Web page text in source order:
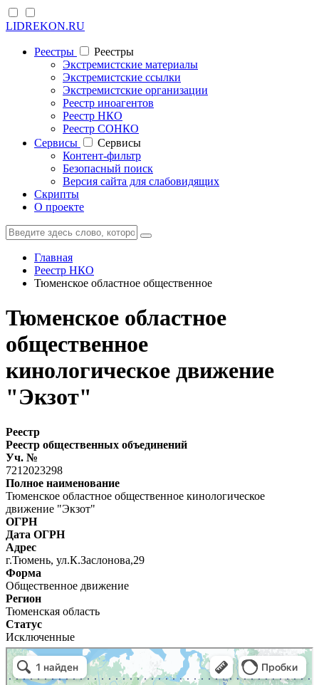
LIDREKON.RU
Реестры
Реестры
Экстремистские материалы
Экстремистские ссылки
Экстремистские организации
Реестр иноагентов
Реестр НКО
Реестр СОНКО
Cервисы
Cервисы
Контент-фильтр
Безопасный поиск
Версия сайта для слабовидящих
Скрипты
О проекте
Главная
Реестр НКО
Тюменское областное общественное
Тюменское областное
общественное
кинологическое движение
"Экзот"
Реестр
Реестр общественных объединений
Уч. №
7212023298
Полное наименование
Тюменское областное общественное кинологическое
движение "Экзот"
ОГРН
Дата ОГРН
Адрес
г.Тюмень, ул.К.Заслонова,29
Форма
Общественное движение
Регион
Тюменская область
Статус
Исключенные